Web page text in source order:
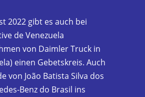
2022 gibt es auch bei
de Venezuela
von Daimler Truck in
einen Gebetskreis. Auch
von João Batista Silva dos
Benz do Brasil ins